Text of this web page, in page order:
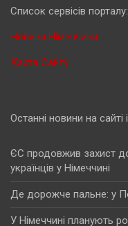
Cписок сервісів порталу:
Новини Німеччини
Карта Сайту
Останні новини на
ЄС продовжив захист
українців у Німеччині
Де дорожче пальне: у
У Німеччині планують